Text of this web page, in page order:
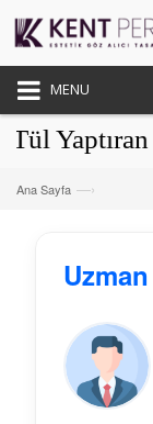
MENU
Ana Sayfa —›